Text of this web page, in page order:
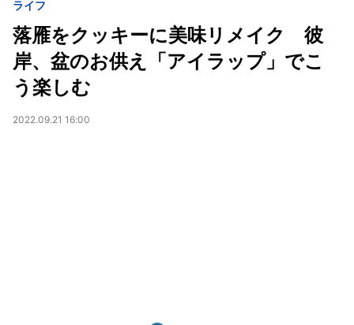
ライフ
落雁をクッキーに美味リメイク 彼
岸、盆のお供え「アイラップ」でこ
う楽しむ
2022.09.21 16:00